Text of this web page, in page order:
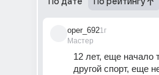
oper_692
Мастер
1г
12 лет, еще начало
другой спорт, еще